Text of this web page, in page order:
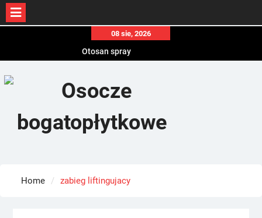
content
08 sie, 2026
Otosan spray
Home zabieg liftingujacy